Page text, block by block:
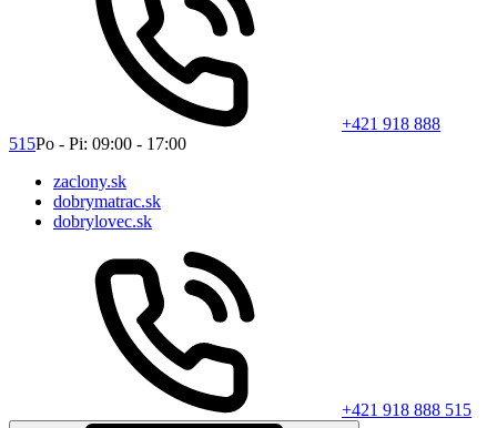
+421 918 888
515Po - Pi: 09:00 - 17:00
zaclony.sk
dobrymatrac.sk
dobrylovec.sk
+421 918 888 515